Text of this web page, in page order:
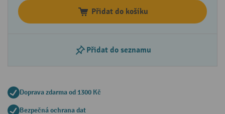
Přidat do košíku
Přidat do seznamu
Doprava zdarma od 1300 Kč
Bezpečná ochrana dat